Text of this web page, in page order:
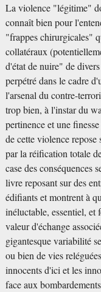
La violence "légitime"
connaît bien pour
"frappes chirurgicales"
collatéraux
d'état de nuire" de
perpétré dans le cadre
l'arsenal du contre-
trop bien, à l'instar du
pertinence et une
de cette violence
par la réification totale
case des conséquences
livre reposant sur des
édifiants et montrent à
inéluctable, essentiel, et
valeur d'échange
gigantesque variabilité
ou bien de vies
innocents d'ici et les
face aux